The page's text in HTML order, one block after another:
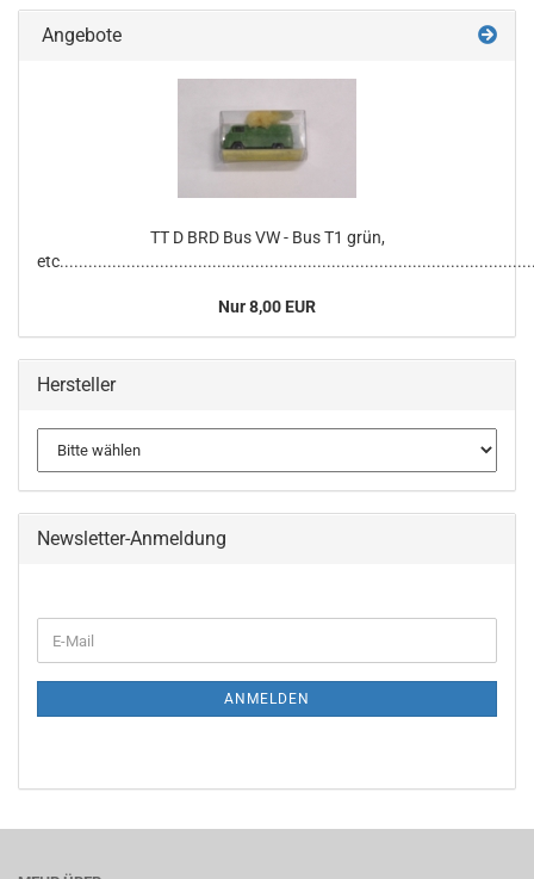
Angebote
TT D BRD Bus VW - Bus T1 grün,
Nur 8,00 EUR
Hersteller
Newsletter-Anmeldung
ZUR
E-
Mail
ANMELDEN